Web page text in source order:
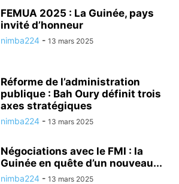
FEMUA 2025 : La Guinée, pays
invité d’honneur
nimba224 - 13 mars 2025
Réforme de l’administration
publique : Bah Oury définit trois
axes stratégiques
nimba224 - 13 mars 2025
Négociations avec le FMI : la
Guinée en quête d’un nouveau...
nimba224 - 13 mars 2025